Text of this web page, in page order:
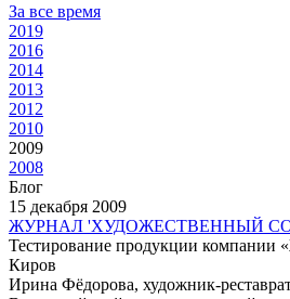
За все время
2019
2016
2014
2013
2012
2010
2009
2008
Блог
15 декабря 2009
ЖУРНАЛ 'ХУДОЖЕСТВЕННЫЙ
Тестирование продукции компании
Киров
Ирина Фёдорова, художник-